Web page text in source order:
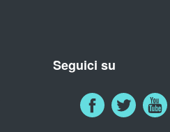
Seguici su